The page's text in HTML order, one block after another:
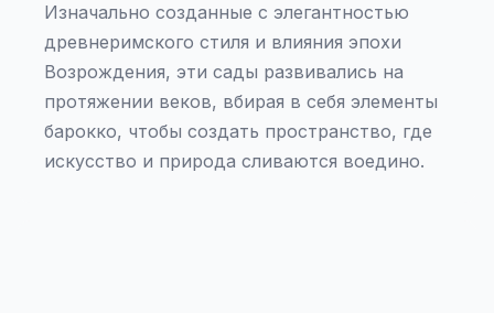
Изначально созданные с элегантностью
древнеримского стиля и влияния эпохи
Возрождения, эти сады развивались на
протяжении веков, вбирая в себя элементы
барокко, чтобы создать пространство, где
искусство и природа сливаются воедино.